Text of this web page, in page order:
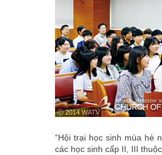
ⓒ 2014 WATV
“Hội trại học sinh mùa hè
các học sinh cấp II, III